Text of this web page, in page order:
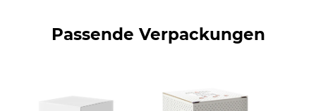
Passende Verpackungen